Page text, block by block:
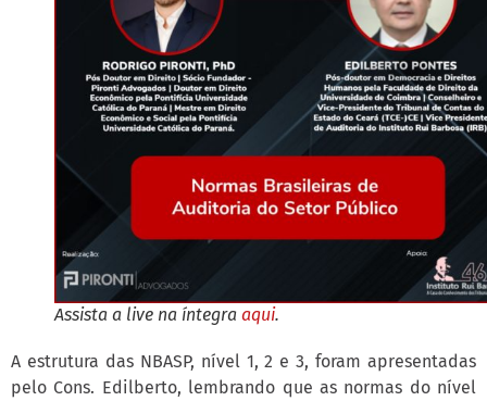
Assista a live na íntegra aqui.
A estrutura das NBASP, nível 1, 2 e 3, foram apresentadas
pelo Cons. Edilberto, lembrando que as normas do nível